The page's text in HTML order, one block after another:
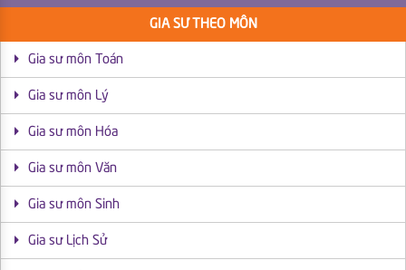
GIA SƯ THEO MÔN
Gia sư môn Toán
Gia sư môn Lý
Gia sư môn Hóa
Gia sư môn Văn
Gia sư môn Sinh
Gia sư Lịch Sử